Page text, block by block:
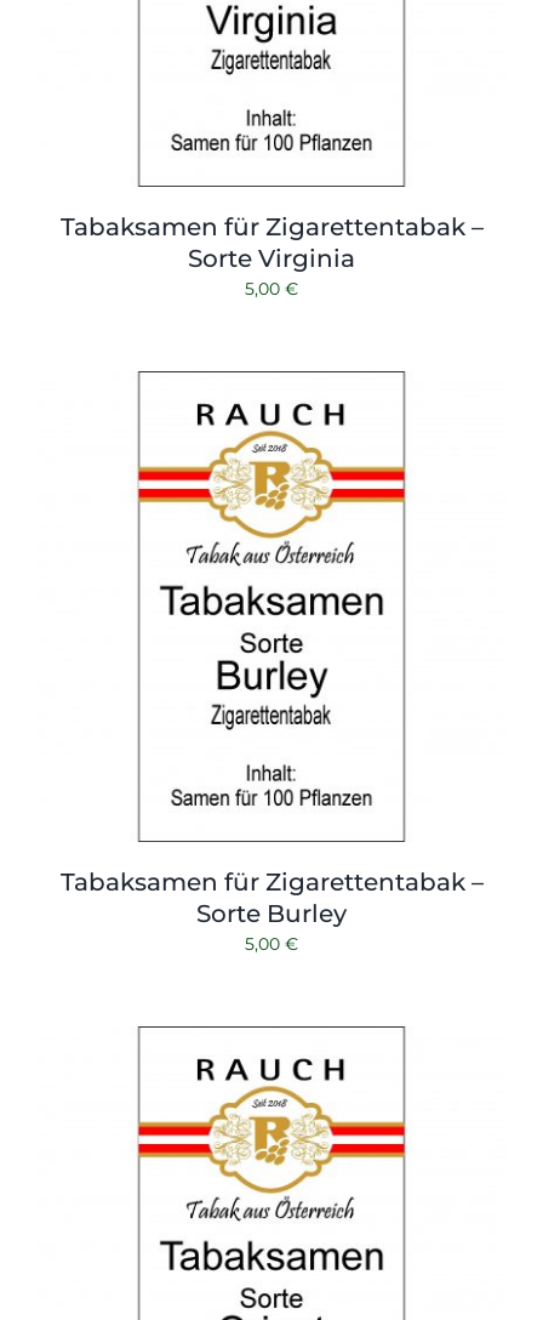
Tabaksamen für Zigarettentabak –
Sorte Virginia
5,00 €
Tabaksamen für Zigarettentabak –
Sorte Burley
5,00 €